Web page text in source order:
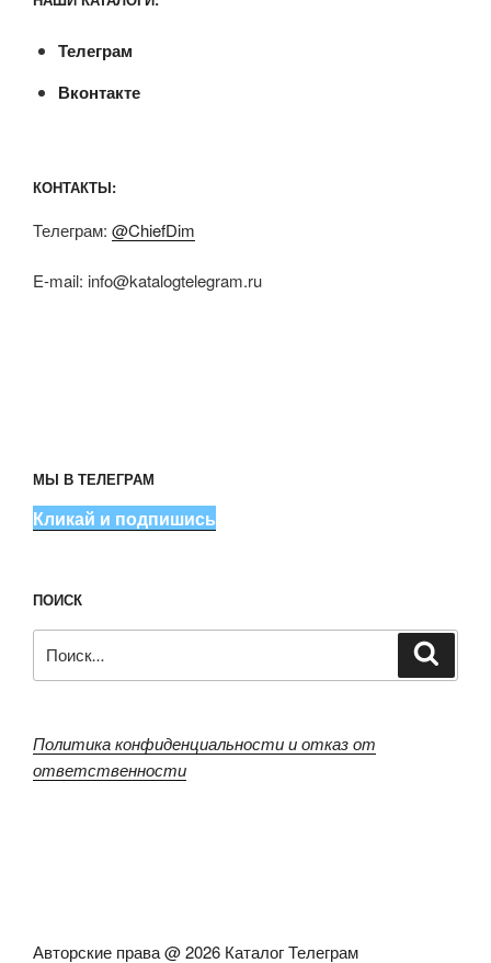
Телеграм
Вконтакте
КОНТАКТЫ:
Телеграм: @ChiefDim
E-mail: info@katalogtelegram.ru
МЫ В ТЕЛЕГРАМ
Кликай и подпишись
ПОИСК
Политика конфиденциальности и отказ от
ответственности
Авторские права @ 2026 Каталог Телеграм